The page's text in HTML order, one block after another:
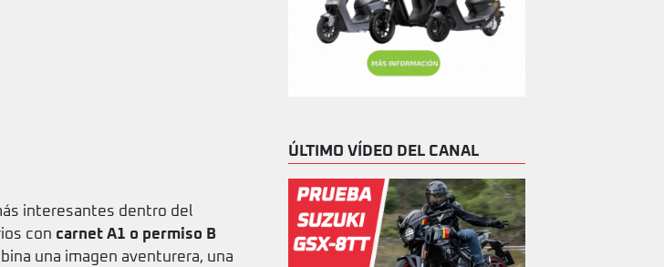
interesantes dentro del
con carnet A1 o permiso B
una imagen aventurera, una
ÚLTIMO VÍDEO DEL CANAL